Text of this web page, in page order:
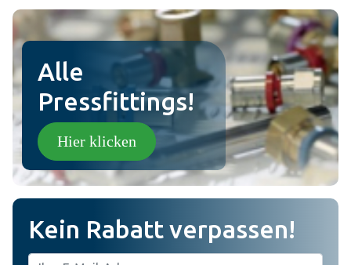
Senden
Alle
Pressfittings!
Hier klicken
Kein Rabatt verpassen!